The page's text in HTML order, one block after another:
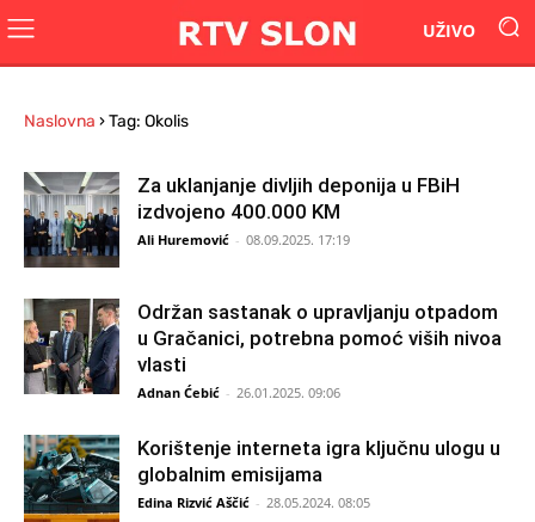
UŽIVO
Naslovna ›Tag: Okolis
Za uklanjanje divljih deponija u FBiH
izdvojeno 400.000 KM
Ali Huremović - 08.09.2025. 17:19
Održan sastanak o upravljanju otpadom
u Gračanici, potrebna pomoć viših nivoa
vlasti
Adnan Ćebić - 26.01.2025. 09:06
Korištenje interneta igra ključnu ulogu u
globalnim emisijama
Edina Rizvić Aščić - 28.05.2024. 08:05